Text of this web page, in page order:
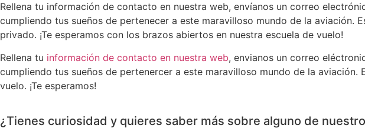
Rellena tu información de contacto en nuestra web, envíanos un correo
cumpliendo tus sueños de pertenecer a este maravilloso mundo de la
privado. ¡Te esperamos con los brazos abiertos en nuestra escuela de vuelo!
Rellena tu información de contacto en nuestra web, envianos un correo
cumpliendo tus sueños de pertenercer a este maravilloso mundo de la
vuelo. ¡Te esperamos!
¿Tienes curiosidad y quieres saber más sobre alguno de